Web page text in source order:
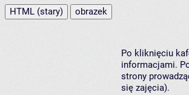
HTML (stary)
obrazek
Po kliknięciu
informacjami.
strony
się zajęcia).